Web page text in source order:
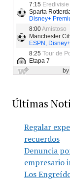
Últimas
Regalar
recuerdos
Denuncia
empresario
Los